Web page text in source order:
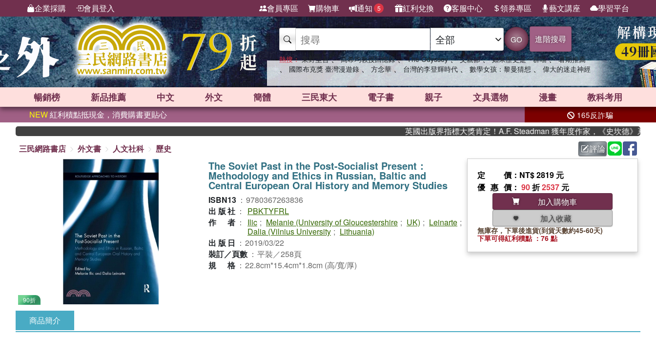
企業採購 會員登入 會員專區 購物車 通知 5 紅利兌換 客服中心 領券專區 藝文講座 學習平台
GO 進階搜尋
熱搜： 東野圭吾 、 高希均教授回憶錄 、 The Odyssey 、 父親節 、 如果歷史是一群喵 、 暑期推薦
、 國際布克獎 臺灣漫遊錄 、 方念華 、 台灣的李登輝時代 、 數學女孩：黎曼猜想 、 偉大的迷走神經
暢銷榜 新品推薦 中文 外文 簡體 三民東大 電子書 親子 文具選物 漫畫 教科考用
NEW紅利積點抵現金，消費購書更貼心 165反詐騙
英國出版界指標大獎肯定！A.F. Steadman 獲年度作家，《史坎德》系列帶你
三民網路書店
外文書 人文社科 歷史 評論
90折
The Soviet Past in the Post-Socialist Present：
Methodology and Ethics in Russian, Baltic and
Central European Oral History and Memory Studies
ISBN13 ： 9780367263836
出版社 ：
PBKTYFRL
作者 ： Ilic ; Melanie (University of Gloucestershire ; UK) ; Leinarte ;
Dalia (Vilnius University ; Lithuania)
出版日 ： 2019/03/22
裝訂／頁數 ： 平裝／258頁
規格 ： 22.8cm*15.4cm*1.8cm (高/寬/厚)
定價 ：NT$ 2819 元
優惠價 ： 90折2537 元
加入購物車
加入收藏
無庫存，下單後進貨(到貨天數約45-60天)
下單可得紅利積點 ：76 點
商品簡介